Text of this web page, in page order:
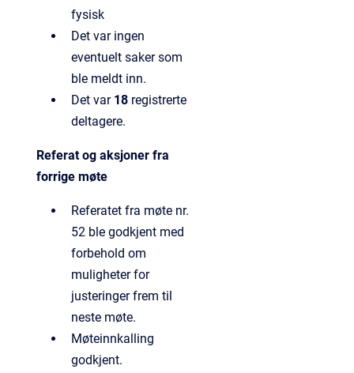
fysisk
Det var ingen
eventuelt saker som
ble meldt inn.
Det var 18 registrerte
deltagere.
Referat og aksjoner fra
forrige møte
Referatet fra møte nr.
52 ble godkjent med
forbehold om
muligheter for
justeringer frem til
neste møte.
Møteinnkalling
godkjent.